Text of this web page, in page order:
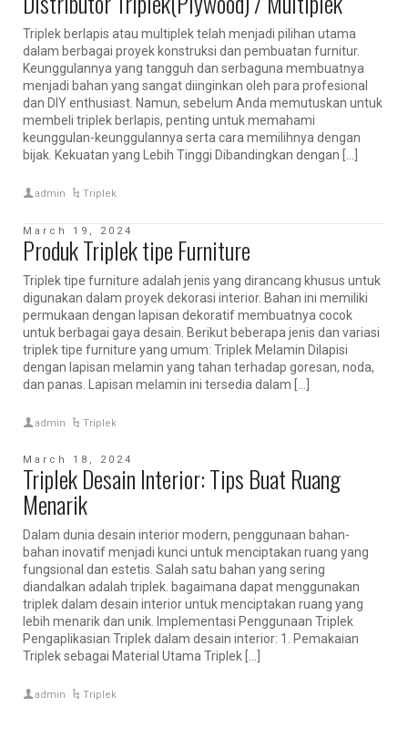
Triplek berlapis atau multiplek telah menjadi pilihan utama
dalam berbagai proyek konstruksi dan pembuatan furnitur.
Keunggulannya yang tangguh dan serbaguna membuatnya
menjadi bahan yang sangat diinginkan oleh para profesional
dan DIY enthusiast. Namun, sebelum Anda memutuskan untuk
membeli triplek berlapis, penting untuk memahami
keunggulan-keunggulannya serta cara memilihnya dengan
bijak. Kekuatan yang Lebih Tinggi Dibandingkan dengan […]
admin Triplek
March 19, 2024
Produk Triplek tipe Furniture
Triplek tipe furniture adalah jenis yang dirancang khusus untuk
digunakan dalam proyek dekorasi interior. Bahan ini memiliki
permukaan dengan lapisan dekoratif membuatnya cocok
untuk berbagai gaya desain. Berikut beberapa jenis dan variasi
triplek tipe furniture yang umum: Triplek Melamin Dilapisi
dengan lapisan melamin yang tahan terhadap goresan, noda,
dan panas. Lapisan melamin ini tersedia dalam […]
admin Triplek
March 18, 2024
Triplek Desain Interior: Tips Buat Ruang
Menarik
Dalam dunia desain interior modern, penggunaan bahan-
bahan inovatif menjadi kunci untuk menciptakan ruang yang
fungsional dan estetis. Salah satu bahan yang sering
diandalkan adalah triplek. bagaimana dapat menggunakan
triplek dalam desain interior untuk menciptakan ruang yang
lebih menarik dan unik. Implementasi Penggunaan Triplek
Pengaplikasian Triplek dalam desain interior: 1. Pemakaian
Triplek sebagai Material Utama Triplek […]
admin Triplek